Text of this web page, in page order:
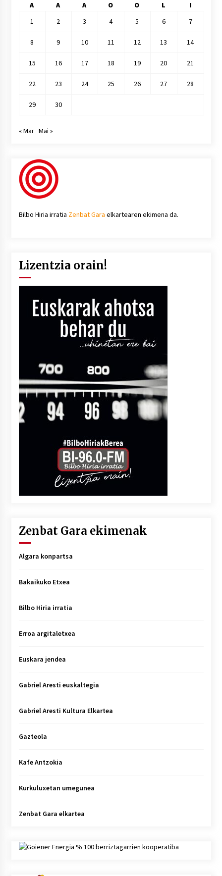
A A A O O L
I
1
2 3 4 5 6 7
8 9 10 11 12 13 14
15 16 17 18 19 20 21
22 23 24 25 26 27 28
29 30
« Mar Mai »
Bilbo Hiria irratia Zenbat Gara elkartearen ekimena da.
Lizentzia orain!
Zenbat Gara ekimenak
Algara konpartsa
Bakaikuko Etxea
Bilbo Hiria irratia
Erroa argitaletxea
Euskara jendea
Gabriel Aresti euskaltegia
Gabriel Aresti Kultura Elkartea
Gazteola
Kafe Antzokia
Kurkuluxetan umegunea
Zenbat Gara elkartea